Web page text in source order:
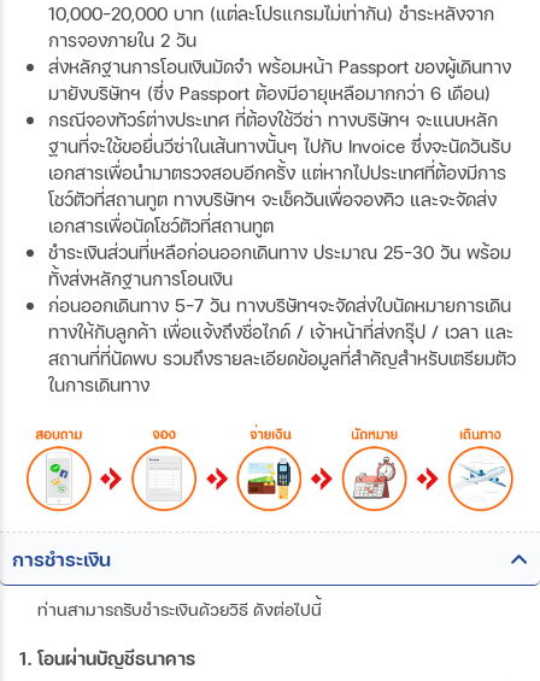
10,000-20,000 บาท (แต่ละโปรแกรมไม่เท่ากัน) ชำระหลังจาก
การจองภายใน 2 วัน
ส่งหลักฐานการโอนเงินมัดจำ พร้อมหน้า Passport ของผู้เดินทาง
มายังบริษัทฯ (ซึ่ง Passport ต้องมีอายุเหลือมากกว่า 6 เดือน)
กรณีจองทัวร์ต่างประเทศ ที่ต้องใช้วีซ่า ทางบริษัทฯ จะแนบหลัก
ฐานที่จะใช้ขอยื่นวีซ่าในเส้นทางนั้นๆ ไปกับ Invoice ซึ่งจะนัดวันรับ
เอกสารเพื่อนำมาตรวจสอบอีกครั้ง แต่หากไปประเทศที่ต้องมีการ
โชว์ตัวที่สถานทูต ทางบริษัทฯ จะเช็ควันเพื่อจองคิว และจะจัดส่ง
เอกสารเพื่อนัดโชว์ตัวที่สถานทูต
ชำระเงินส่วนที่เหลือก่อนออกเดินทาง ประมาณ 25-30 วัน พร้อม
ทั้งส่งหลักฐานการโอนเงิน
ก่อนออกเดินทาง 5-7 วัน ทางบริษัทฯจะจัดส่งใบนัดหมายการเดิน
ทางให้กับลูกค้า เพื่อแจ้งถึงชื่อไกด์ / เจ้าหน้าที่ส่งกรุ๊ป / เวลา และ
สถานที่ที่นัดพบ รวมถึงรายละเอียดข้อมูลที่สำคัญสำหรับเตรียมตัว
ในการเดินทาง
การชำระเงิน
ท่านสามารถรับชำระเงินด้วยวิธี ดังต่อไปนี้
1. โอนผ่านบัญชีธนาคาร